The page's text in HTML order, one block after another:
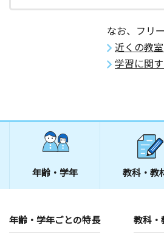
なお、フリ
近くの教
学習に関
年齢・学年 教科・教
年齢・学年ごとの特長 教科・